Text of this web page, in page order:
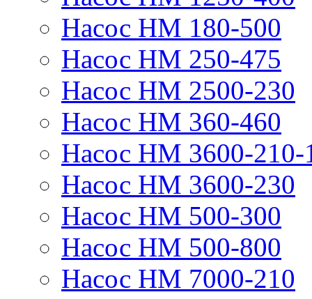
Насос НМ 180-500
Насос НМ 250-475
Насос НМ 2500-230
Насос НМ 360-460
Насос НМ 3600-210-
Насос НМ 3600-230
Насос НМ 500-300
Насос НМ 500-800
Насос НМ 7000-210